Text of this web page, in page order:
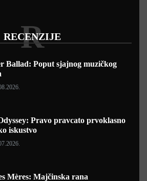
RECENZIJE
R
Ballad: Poput sjajnog muzičkog
Pravo pravcato prvoklasno
iskustvo
Mères: Majčinska rana